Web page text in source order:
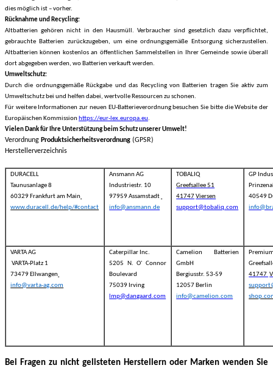
dies möglich ist – vorher.
Rücknahme und Recycling:
Altbatterien gehören nicht in den Hausmüll. Verbraucher sind gesetzlich dazu verpflichtet,
gebrauchte Batterien zurückzugeben, um eine ordnungsgemäße Entsorgung sicherzustellen.
Altbatterien können kostenlos an öffentlichen Sammelstellen in Ihrer Gemeinde sowie überall
dort abgegeben werden, wo Batterien verkauft werden.
Umweltschutz:
Durch die ordnungsgemäße Rückgabe und das Recycling von Batterien tragen Sie aktiv zum
Umweltschutz bei und helfen dabei, wertvolle Ressourcen zu schonen.
Für weitere Informationen zur neuen EU-Batterieverordnung besuchen Sie bitte die Website der
Europäischen Kommission https://eur-lex.europa.eu.
Vielen Dank für Ihre Unterstützung beim Schutz unserer Umwelt!
Verordnung Produktsicherheitsverordnung (GPSR)
Herstellerverzeichnis
DURACELL
Taunusanlage 8
60329 Frankfurt am Main
www.duracell.de/help/#contact
Ansmann AG
Industriestr. 10
97959 Assamstadt
info@ansmann.de
TOBALIQ
Greefsallee 51
41747Viersen
support@tobaliq.com
GP
40549
VARTA AG
VARTA-Platz 1
73479 Ellwangen
info@varta-ag.com
Caterpillar Inc.
5205 N. O' Connor
Boulevard
75039 Irving
lmp@dangaard.com
Camelion Batterien
GmbH
Bergiusstr. 53-59
12057 Berlin
info@camelion.com
41747
Bei Fragen zu nicht gelisteten Herstellern oder Marken wenden Sie